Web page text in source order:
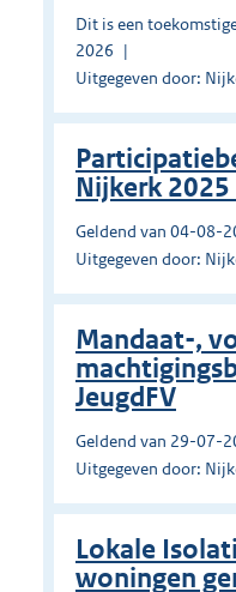
Dit is een
2026
Uitgegeven door:
Nijkerk
Geldend van 04-08-
Uitgegeven door:
Mandaat-,
JeugdFV
Geldend van 29-07-
Uitgegeven door:
Lokale
woningen